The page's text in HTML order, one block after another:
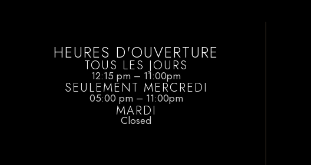
HEURES D'OUVERTURE
TOUS LES JOURS
12:15 pm – 11:00pm
SEULEMENT MERCREDI
05:00 pm – 11:00pm
MARDI
Closed